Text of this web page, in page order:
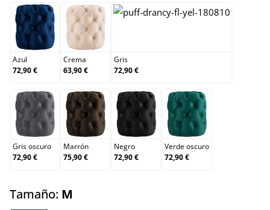
Azul
Azul
72,90 €
Crema
Crema
63,90 €
Gris
72,90 €
Gris oscuro
Gris oscuro
72,90 €
Marrón
Marrón
75,90 €
Negro
Negro
72,90 €
Verde oscuro
Verde oscuro
72,90 €
Tamaño: M